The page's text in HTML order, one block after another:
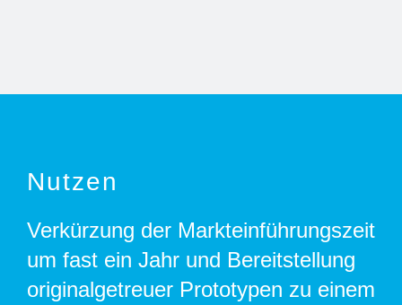
Nutzen
Verkürzung der Markteinführungszeit
um fast ein Jahr und Bereitstellung
originalgetreuer Prototypen zu einem